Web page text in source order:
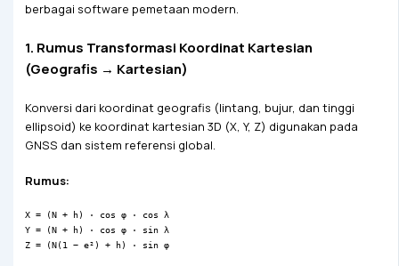
berbagai software pemetaan modern.
1. Rumus Transformasi Koordinat Kartesian
(Geografis → Kartesian)
Konversi dari koordinat geografis (lintang, bujur, dan tinggi
ellipsoid) ke koordinat kartesian 3D (X, Y, Z) digunakan pada
GNSS dan sistem referensi global.
Rumus:
X = (N + h) · cos φ · cos λ
Y = (N + h) · cos φ · sin λ
Z = (N(1 − e²) + h) · sin φ